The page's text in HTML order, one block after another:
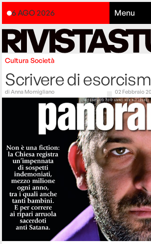
6 AGO 2026 Menu
Cultura Società
Scrivere di
diAnna Momigliano 02 Febbraio